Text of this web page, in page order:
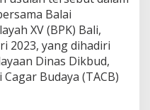
Balai
XV (BPK) Bali,
2023, yang dihadiri
Dinas Dikbud,
Budaya (TACB)